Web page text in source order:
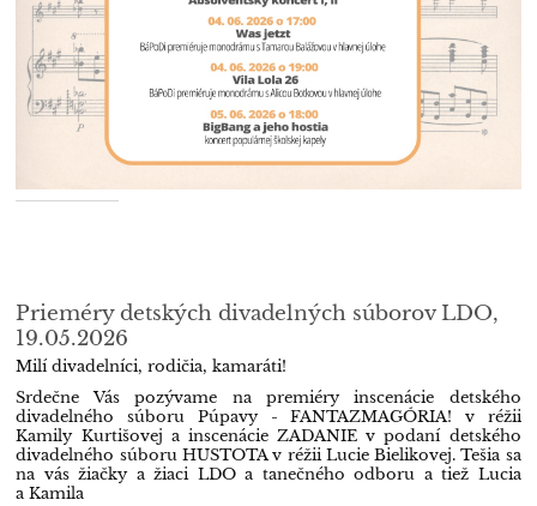
Prieméry detských divadelných súborov LDO,
19.05.2026
Milí divadelníci, rodičia, kamaráti!
Srdečne Vás pozývame na premiéry inscenácie detského
divadelného súboru Púpavy - FANTAZMAGÓRIA! v réžii
Kamily Kurtišovej a inscenácie ZADANIE v podaní detského
divadelného súboru HUSTOTA v réžii Lucie Bielikovej. Tešia sa
na vás žiačky a žiaci LDO a tanečného odboru a tiež Lucia
a Kamila